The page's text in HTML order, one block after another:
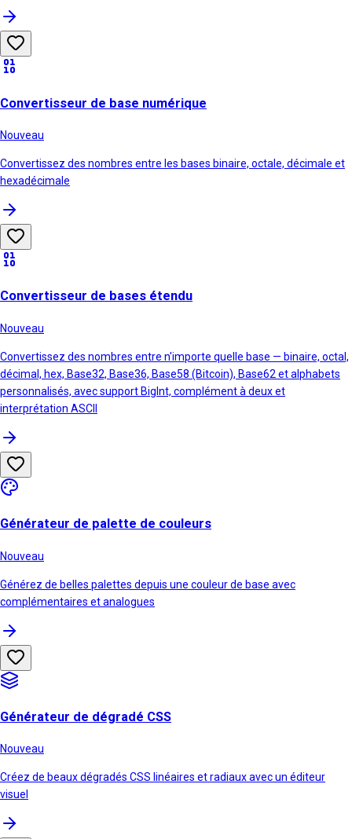
Convertisseur de base numérique
Nouveau
Convertissez des nombres entre les bases binaire, octale, décimale et
hexadécimale
Convertisseur de bases étendu
Nouveau
Convertissez des nombres entre n'importe quelle base — binaire, octal,
décimal, hex, Base32, Base36, Base58 (Bitcoin), Base62 et alphabets
personnalisés, avec support BigInt, complément à deux et
interprétation ASCII
Générateur de palette de couleurs
Nouveau
Générez de belles palettes depuis une couleur de base avec
complémentaires et analogues
Générateur de dégradé CSS
Nouveau
Créez de beaux dégradés CSS linéaires et radiaux avec un éditeur
visuel